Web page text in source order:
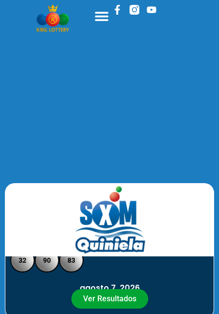
Quiniela SXM - Medio Día
32 90 83
agosto 7, 2026
Ver Resultados